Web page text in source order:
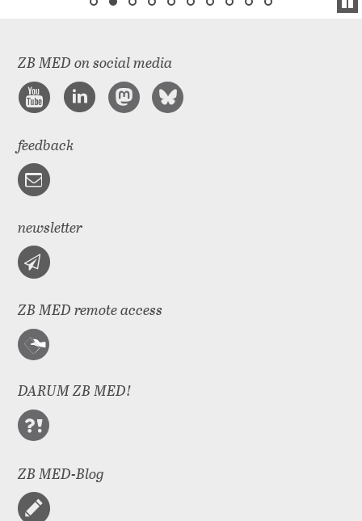
ZB MED on social media
feedback
newsletter
ZB MED remote access
DARUM ZB MED!
ZB MED-Blog